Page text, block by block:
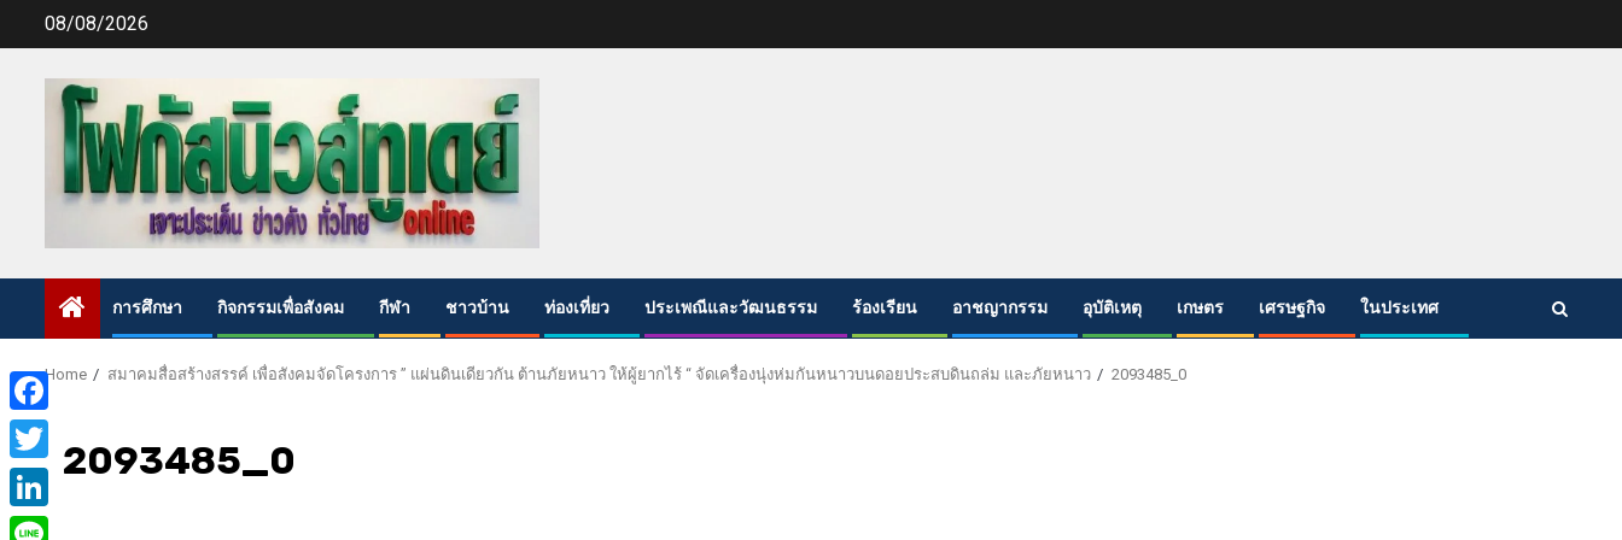
08/08/2026
การศึกษา กิจกรรมเพื่อสังคม กีฬา ชาวบ้าน ท่องเที่ยว ประเพณีและวัฒนธรรม ร้องเรียน อาชญากรรม อุบัติเหตุ เกษตร เศรษฐกิจ ในประเทศ
Home สมาคมสื่อสร้างสรรค์ เพื่อสังคมจัดโครงการ ” แผ่นดินเดียวกัน ต้านภัยหนาว ให้ผู้ยากไร้ “ จัดเครื่องนุ่งห่มกันหนาวบนดอยประสบดินถล่ม และภัยหนาว 2093485_0
2093485_0
Facebook
Twitter
LinkedIn